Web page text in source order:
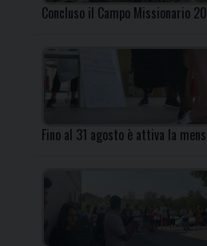
Concluso il Campo Missionario
Fino al 31 agosto è attiva la